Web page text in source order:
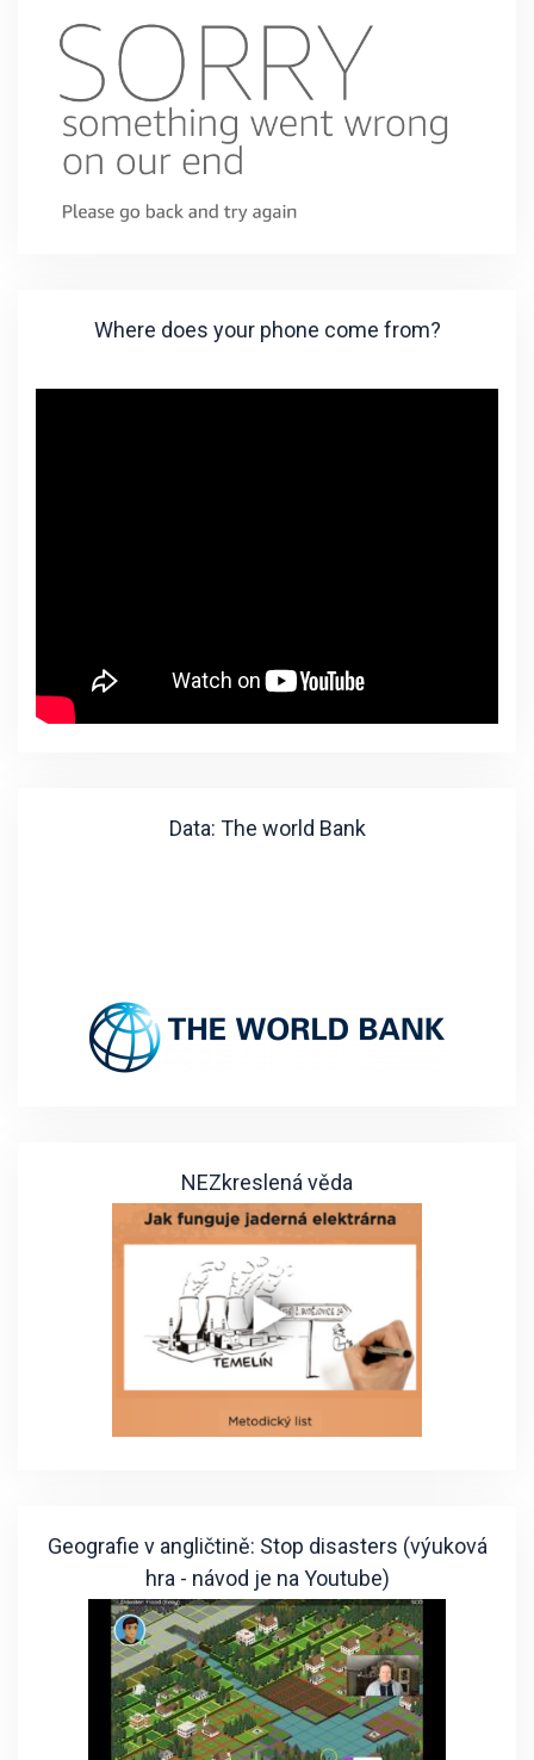
Where does your phone come from?
Data: The world Bank
NEZkreslená věda
Geografie v angličtině: Stop disasters (výuková
hra - návod je na Youtube)